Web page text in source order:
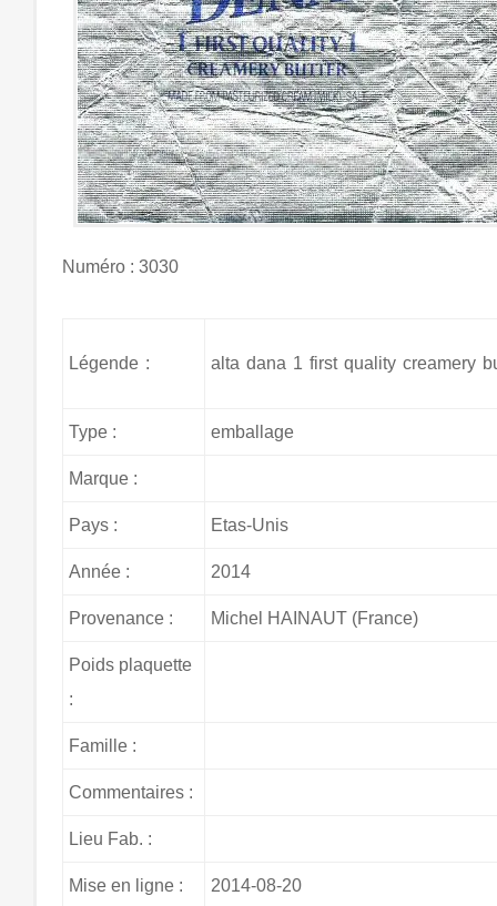
Numéro : 3030
Légende : alta dana 1 first quality creamery
Type : emballage
Marque :
Pays : Etas-Unis
Année : 2014
Provenance : Michel HAINAUT (France)
Poids plaquette
:
Famille :
Commentaires :
Lieu Fab. :
Mise en ligne : 2014-08-20